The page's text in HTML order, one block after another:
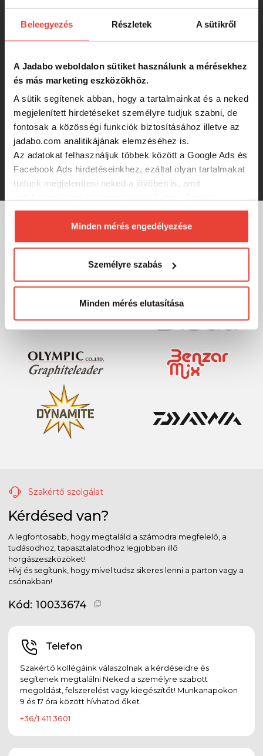
Beleegyezés Részletek A sütikről
A Jadabo weboldalon sütiket használunk a mérésekhez
és más marketing eszközökhöz.
A sütik segítenek abban, hogy a tartalmainkat és a neked
megjelenített hirdetéseket személyre tudjuk szabni, de
fontosak a közösségi funkciók biztosításához illetve az
jadabo.com analitikájának elemzéséhez is.
Az adatokat felhasználjuk többek között a Google Ads és
Facebook Ads hirdetéseinkhez, ezáltal olyan tartalmakat
tudunk megjeleníteni neked a jövőben is, amit
biztosításához arra kérünk, hogy engedd meg
számunkra minden mérés használatát.
Természetesensoha semmilyen formában nem fogunk
megváltoztathatod a döntésed ezzel kapcsolatban.
Előre is köszönjük!
Minden mérés engedélyezése
Személyre szabás
Minden mérés elutasítása
21 420 Ft
CarpZoom Camou Pop Up sátor,
-11%
12 388 Ft
CZ Pop Up-W sátor, 150x150x180 cm
RRP: 12 990 Ft
12 170 Ft
MÁRKÁINK
Szakértő szolgálat
Kérdésed van?
A legfontosabb, hogy megtaláld a számodra megfelelő, a
tudásodhoz, tapasztalatodhoz legjobban illő
horgászeszközöket!
Hívj és segítünk, hogy mivel tudsz sikeres lenni a parton vagy a
csónakban!
Kód: 10033674
Telefon
Szakértő kollégáink válaszolnak a kérdéseidre és
segítenek megtalálni Neked a személyre szabott
megoldást, felszerelést vagy kiegészítőt! Munkanapokon
9 és 17 óra között hívhatod őket.
+36/1 411 3601